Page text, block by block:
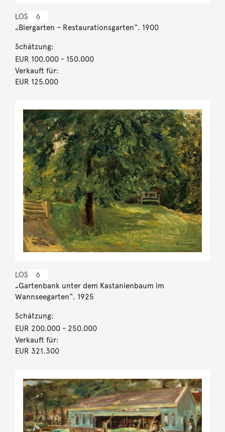
LOS 6
„Biergarten – Restaurationsgarten“. 1900
Schätzung:
EUR 100.000- 150.000
Verkauft für:
EUR 125.000
LOS 6
„Gartenbank unter dem Kastanienbaum im
Wannseegarten“. 1925
Schätzung:
EUR 200.000- 250.000
Verkauft für:
EUR 321.300